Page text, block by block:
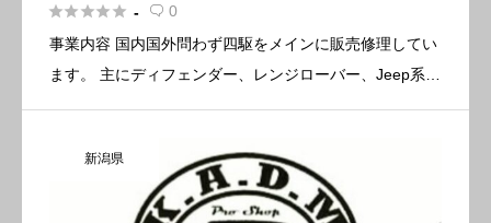
 -  0
事業内容 国内国外問わず四駆をメインに販売修理してい
ます。 主にディフェンダー、レンジローバー、Jeep系を
クカーも […]
新潟県